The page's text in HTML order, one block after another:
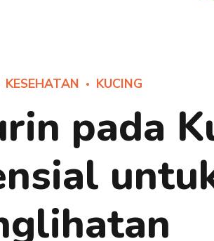
KESEHATAN KUCING
pada